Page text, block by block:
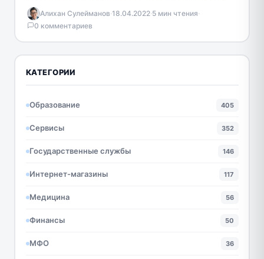
рынке общего страхования, собрали 24,6 млрд.…
Алихан Сулейманов·18.04.2022·5 мин чтения·
0 комментариев
КАТЕГОРИИ
Образование 405
Сервисы 352
Государственные службы 146
Интернет-магазины 117
Медицина 56
Финансы 50
МФО 36